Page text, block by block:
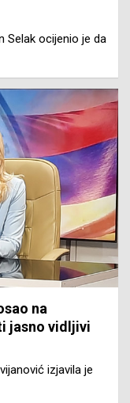
Selak ocijenio je da
na
jasno vidljivi
izjavila je